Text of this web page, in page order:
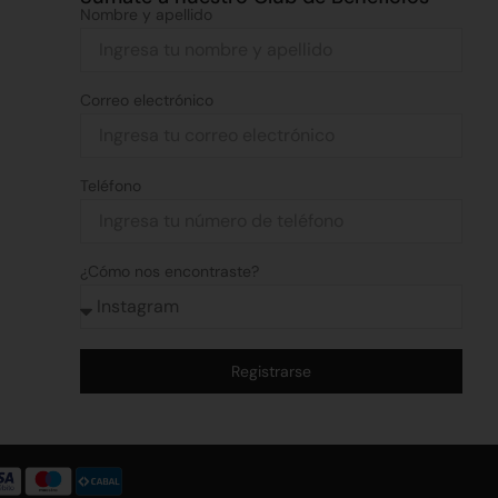
Nombre y apellido
Correo electrónico
Teléfono
¿Cómo nos encontraste?
Registrarse